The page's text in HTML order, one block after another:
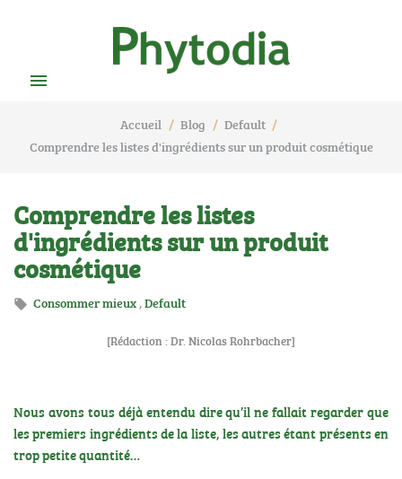

Accueil Blog
Default
Comprendre les listes d'ingrédients sur un produit cosmétique
Comprendre les listes
d'ingrédients sur un produit
cosmétique
 Consommer mieux,Default
[Rédaction : Dr. Nicolas Rohrbacher]
Nous avons tous déjà entendu dire qu’il ne fallait regarder que
les premiers ingrédients de la liste, les autres étant présents en
trop petite quantité…